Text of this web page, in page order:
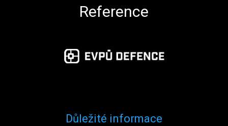
Reference
Důležité informace